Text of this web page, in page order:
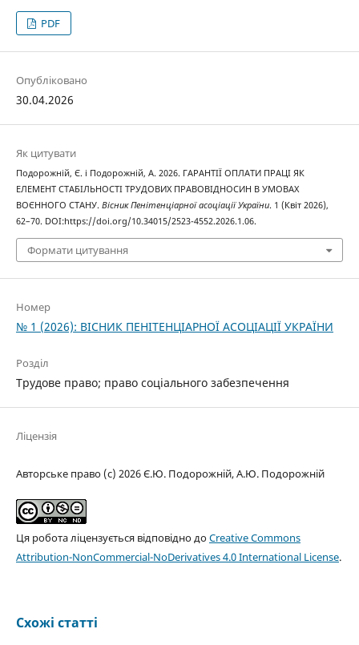
PDF
Опубліковано
30.04.2026
Як цитувати
Подорожній, Є. і Подорожній, А. 2026. ГАРАНТІЇ ОПЛАТИ ПРАЦІ ЯК
ЕЛЕМЕНТ СТАБІЛЬНОСТІ ТРУДОВИХ ПРАВОВІДНОСИН В УМОВАХ
ВОЄННОГО СТАНУ. Вісник Пенітенціарної асоціації України. 1 (Квіт 2026),
62–70. DOI:https://doi.org/10.34015/2523-4552.2026.1.06.
Формати цитування
Номер
№ 1 (2026): ВІСНИК ПЕНІТЕНЦІАРНОЇ АСОЦІАЦІЇ УКРАЇНИ
Розділ
Трудове право; право соціального забезпечення
Ліцензія
Авторське право (c) 2026 Є.Ю. Подорожній, А.Ю. Подорожній
Ця робота ліцензується відповідно доCreative Commons
Attribution-NonCommercial-NoDerivatives 4.0 International License.
Схожі статті